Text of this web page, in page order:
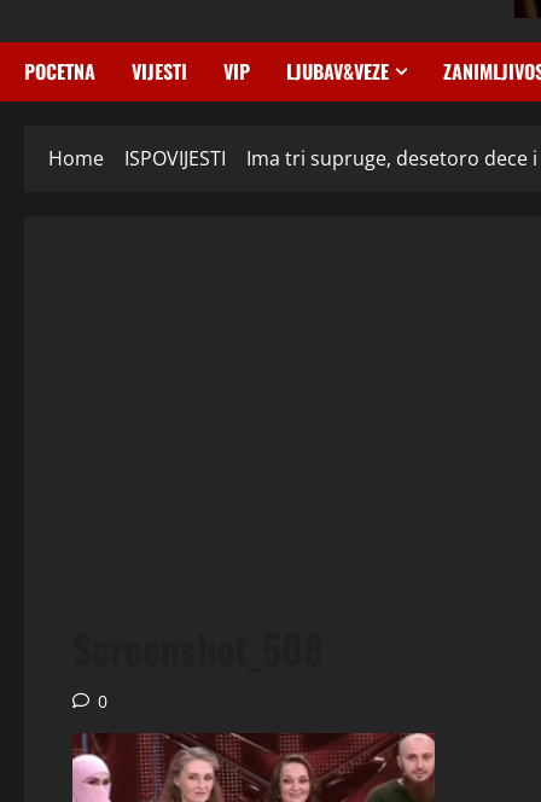
POCETNA VIJESTI VIP LJUBAV&VEZE
Home ISPOVIJESTI Ima tri supruge, desetoro dece
0